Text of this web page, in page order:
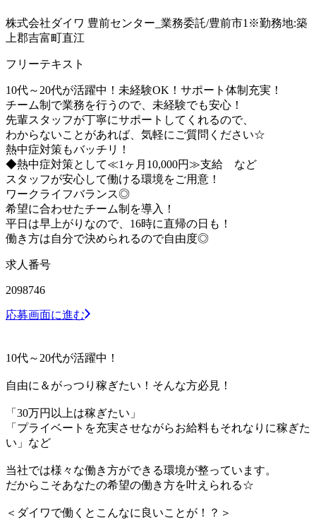
株式会社ダイワ 豊前センター_業務委託/豊前市1※勤務地:築
上郡吉富町直江
フリーテキスト
10代～20代が活躍中！未経験OK！サポート体制充実！
チーム制で業務を行うので、未経験でも安心！
先輩スタッフが丁寧にサポートしてくれるので、
わからないことがあれば、気軽にご質問ください☆
熱中症対策もバッチリ！
◆熱中症対策として≪1ヶ月10,000円≫支給 など
スタッフが安心して働ける環境をご用意！
ワークライフバランス◎
希望に合わせたチーム制を導入！
平日は早上がりなので、16時に直帰の日も！
働き方は自分で決められるので自由度◎
求人番号
2098746
応募画面に進む
10代～20代が活躍中！
自由に＆がっつり稼ぎたい！そんな方必見！
「30万円以上は稼ぎたい」
「プライベートを充実させながらお給料もそれなりに稼ぎた
い」など
当社では様々な働き方ができる環境が整っています。
だからこそあなたの希望の働き方を叶えられる☆
＜ダイワで働くとこんなに良いことが！？＞